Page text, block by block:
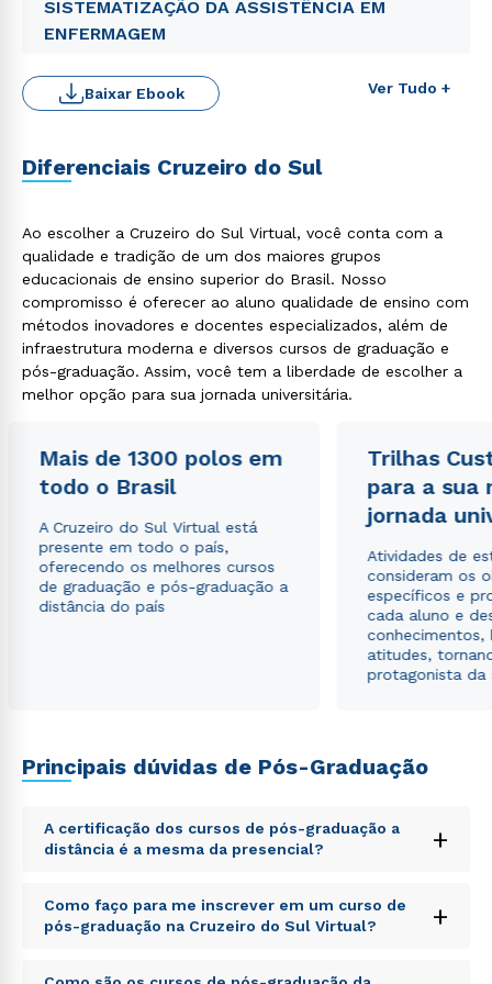
SISTEMATIZAÇÃO DA ASSISTÊNCIA EM
ENFERMAGEM
Ver Tudo +
Baixar Ebook
Diferenciais Cruzeiro do Sul
Ao escolher a Cruzeiro do Sul Virtual, você conta com a
qualidade e tradição de um dos maiores grupos
educacionais de ensino superior do Brasil. Nosso
compromisso é oferecer ao aluno qualidade de ensino com
métodos inovadores e docentes especializados, além de
infraestrutura moderna e diversos cursos de graduação e
pós-graduação. Assim, você tem a liberdade de escolher a
melhor opção para sua jornada universitária.
Mais de 1300 polos em
todo o Brasil
A Cruzeiro do Sul Virtual está
presente em todo o país,
oferecendo os melhores cursos
de graduação e pós-graduação a
distância do país
Trilhas
para a sua
jornada
Atividades de
consideram os
específicos e
cada aluno e
conhecimentos,
atitudes,
protagonista da
Principais dúvidas de Pós-Graduação
A certificação dos cursos de pós-graduação a
distância é a mesma da presencial?
+
Sed ut perspiciatis unde omnis iste natus error sit
voluptatem accusantium doloremque laudantium,
totam rem aperiam, eaque ipsa quae ab illo inventore
Como faço para me inscrever em um curso de
pós-graduação na Cruzeiro do Sul Virtual?
+
Sed ut perspiciatis unde omnis iste natus error sit
Rápido e fácil
WhatsApp
ou
Estou de acordo com a Política de Privacidade.e
autorizo que meus dados sejam utilizados para o
envio de conteúdos da Cruzeiro do Sul.